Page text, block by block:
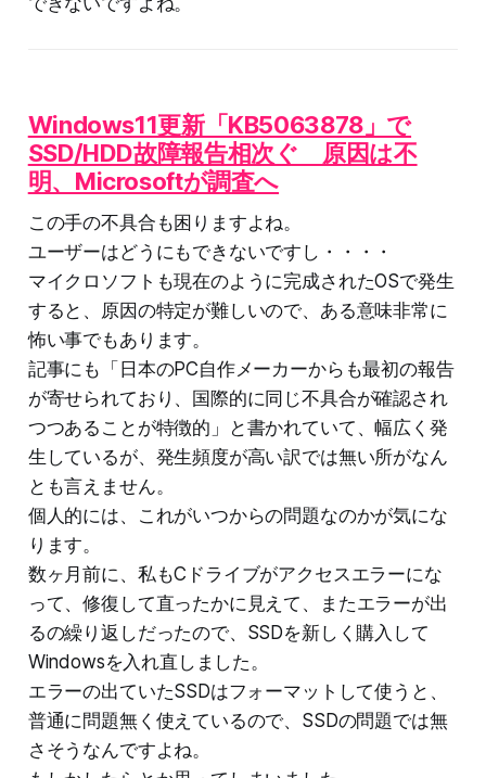
Windows11更新「KB5063878」で
SSD/HDD故障報告相次ぐ 原因は不
明、Microsoftが調査へ
この手の不具合も困りますよね。
ユーザーはどうにもできないですし・・・・
マイクロソフトも現在のように完成されたOSで発生
すると、原因の特定が難しいので、ある意味非常に
怖い事でもあります。
記事にも「日本のPC自作メーカーからも最初の報告
が寄せられており、国際的に同じ不具合が確認され
つつあることが特徴的」と書かれていて、幅広く発
生しているが、発生頻度が高い訳では無い所がなん
とも言えません。
個人的には、これがいつからの問題なのかが気にな
ります。
数ヶ月前に、私もCドライブがアクセスエラーにな
って、修復して直ったかに見えて、またエラーが出
るの繰り返しだったので、SSDを新しく購入して
Windowsを入れ直しました。
エラーの出ていたSSDはフォーマットして使うと、
普通に問題無く使えているので、SSDの問題では無
さそうなんですよね。